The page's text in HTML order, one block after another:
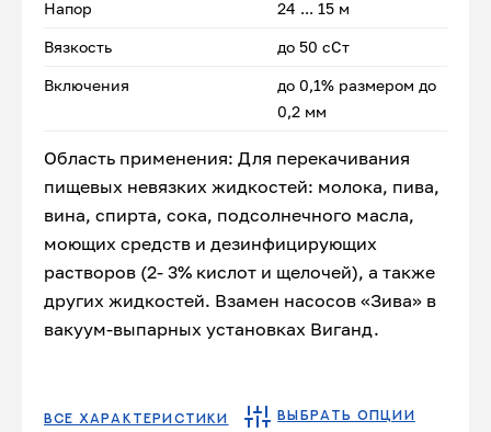
Напор 24 ... 15 м
Вязкость до 50 сСт
Включения
до 0,1% размером до
0,2 мм
Область применения: Для перекачивания
пищевых невязких жидкостей: молока, пива,
вина, спирта, сока, подсолнечного масла,
моющих средств и дезинфицирующих
растворов (2- 3% кислот и щелочей), а также
других жидкостей. Взамен насосов «Зива» в
вакуум-выпарных установках Виганд.
ВСЕ ХАРАКТЕРИСТИКИ ВЫБРАТЬ ОПЦИИ